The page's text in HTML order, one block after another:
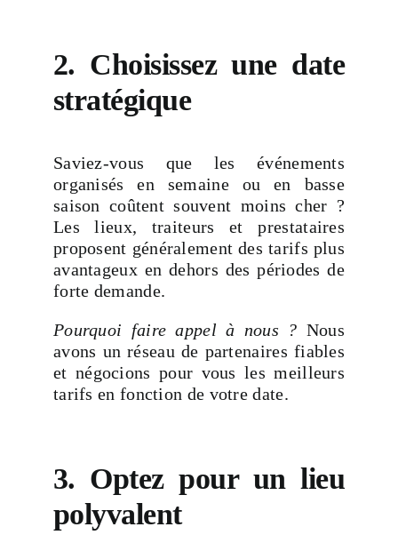
2. Choisissez une date
stratégique
Saviez-vous que les événements
organisés en semaine ou en basse
saison coûtent souvent moins cher ?
Les lieux, traiteurs et prestataires
proposent généralement des tarifs plus
avantageux en dehors des périodes de
forte demande.
Pourquoi faire appel à nous ? Nous
avons un réseau de partenaires fiables
et négocions pour vous les meilleurs
tarifs en fonction de votre date.
3. Optez pour un lieu
polyvalent